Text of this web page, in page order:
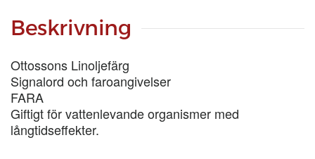
Beskrivning
Ottossons Linoljefärg
Signalord och faroangivelser
FARA
Giftigt för vattenlevande organismer med
långtidseffekter.